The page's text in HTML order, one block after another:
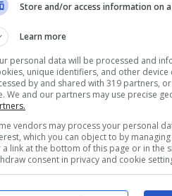
Store and/or access information on
Learn more
personal data will be processed and
unique identifiers, and other device
by and shared with 319 partners,
We and our partners may use precise
vendors may process your personal
which you can object to by
link at the bottom of this page or in the
consent in privacy and cookie